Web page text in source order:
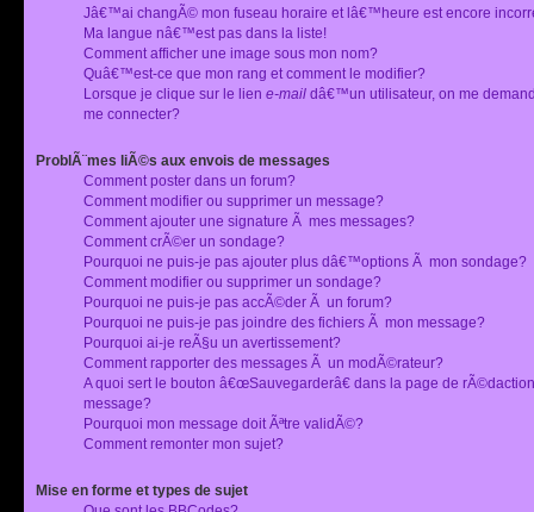
Jâ€™ai changÃ© mon fuseau horaire et lâ€™heure est encore
Ma langue nâ€™est pas dans la liste!
Comment afficher une image sous mon nom?
Quâ€™est-ce que mon rang et comment le modifier?
Lorsque je clique sur le lien e-mail dâ€™un utilisateur, on me
me connecter?
ProblÃ¨mes liÃ©s aux envois de messages
Comment poster dans un forum?
Comment modifier ou supprimer un message?
Comment ajouter une signature Ã mes messages?
Comment crÃ©er un sondage?
Pourquoi ne puis-je pas ajouter plus dâ€™options Ã mon sondage?
Comment modifier ou supprimer un sondage?
Pourquoi ne puis-je pas accÃ©der Ã un forum?
Pourquoi ne puis-je pas joindre des fichiers Ã mon message?
Pourquoi ai-je reÃ§u un avertissement?
Comment rapporter des messages Ã un modÃ©rateur?
A quoi sert le bouton â€œSauvegarderâ€ dans la page de
message?
Pourquoi mon message doit Ãªtre validÃ©?
Comment remonter mon sujet?
Mise en forme et types de sujet